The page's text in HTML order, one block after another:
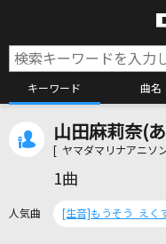
キーワード 曲名
山田麻莉奈(
[ ヤマダマリナアニソ
1曲
人気曲